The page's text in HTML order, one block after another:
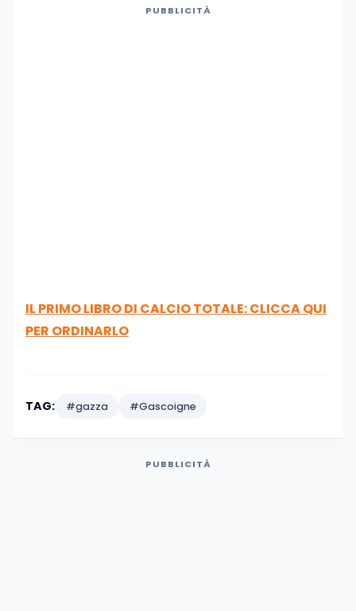
PUBBLICITÀ
IL PRIMO LIBRO DI CALCIO TOTALE: CLICCA QUI
PER ORDINARLO
TAG: #gazza #Gascoigne
PUBBLICITÀ